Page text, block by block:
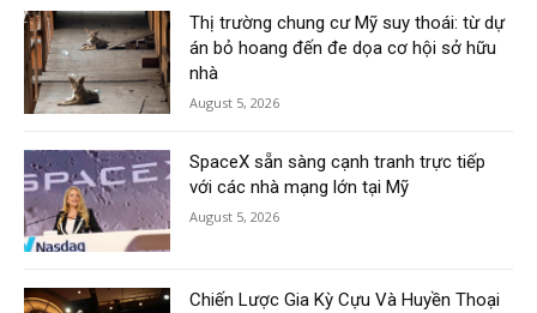
Thị trường chung cư Mỹ suy thoái: từ dự
án bỏ hoang đến đe dọa cơ hội sở hữu
nhà
August 5, 2026
SpaceX sẵn sàng cạnh tranh trực tiếp
với các nhà mạng lớn tại Mỹ
August 5, 2026
Chiến Lược Gia Kỳ Cựu Và Huyền Thoại